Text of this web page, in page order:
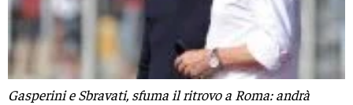
Gasperini e Sbravati, sfuma il ritrovo a Roma: andrà